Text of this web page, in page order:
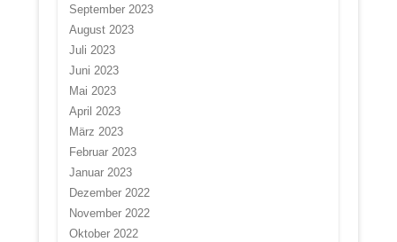
September 2023
August 2023
Juli 2023
Juni 2023
Mai 2023
April 2023
März 2023
Februar 2023
Januar 2023
Dezember 2022
November 2022
Oktober 2022